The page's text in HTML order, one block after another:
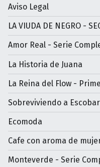
Aviso Legal
LA VIUDA DE NEGRO -
Amor Real - Serie
La Historia de Juana
La Reina del Flow -
Sobreviviendo a
Ecomoda
Cafe con aroma de
Monteverde - Serie